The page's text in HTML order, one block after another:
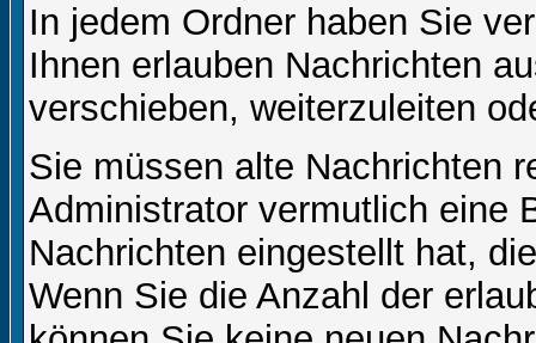
In jedem Ordner haben Sie
Ihnen erlauben Nachrichten
verschieben, weiterzuleiten
Sie müssen alte Nachrichten
Administrator vermutlich eine
Nachrichten eingestellt hat,
Wenn Sie die Anzahl der